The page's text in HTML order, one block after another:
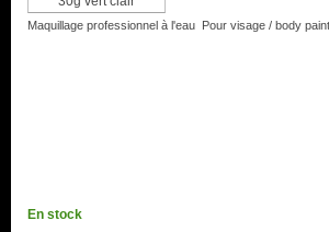
Maquillage professionnel à l'eau Pour visage / body
En stock